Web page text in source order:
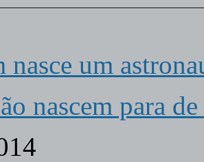
nasce um
nascem para